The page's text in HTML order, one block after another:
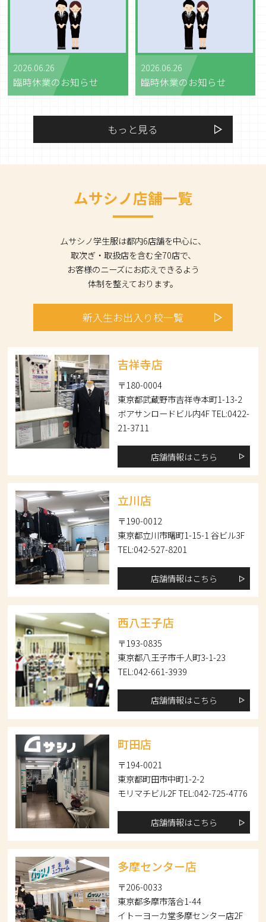
2026.06.26
臨時休業のお知らせ
2026.06.26
臨時休業のお知らせ
もっと見る
ムサシノ店舗一覧
ムサシノ学生服は都内6店舗を中心に、
取次ぎ・取扱店を含む全70店で、
お客様のニーズにお応えできるよう
体制を整えております。
新入生お出入り校一覧
吉祥寺店
〒180-0004
東京都武蔵野市吉祥寺本町1-13-2
ボアサンロードビル内4F TEL:0422-
21-3711
店舗情報はこちら
立川店
〒190-0012
東京都立川市曙町1-15-1 谷ビル3F
TEL:042-527-8201
店舗情報はこちら
西八王子店
〒193-0835
東京都八王子市千人町3-1-23
TEL:042-661-3939
店舗情報はこちら
町田店
〒194-0021
東京都町田市中町1-2-2
モリマチビル2F TEL:042-725-4776
店舗情報はこちら
多摩センター店
〒206-0033
東京都多摩市落合1-44
イトーヨーカ堂多摩センター店2F